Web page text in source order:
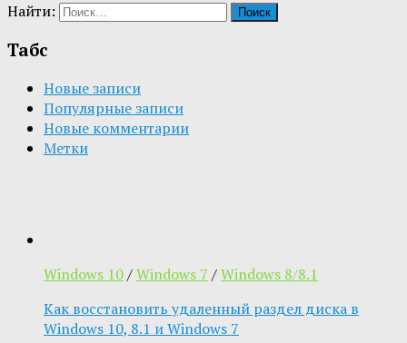
Найти:
Табс
Новые записи
Популярные записи
Новые комментарии
Метки
Windows 10/Windows 7 /Windows 8/8.1
Как восстановить удаленный раздел диска в
Windows 10, 8.1 и Windows 7